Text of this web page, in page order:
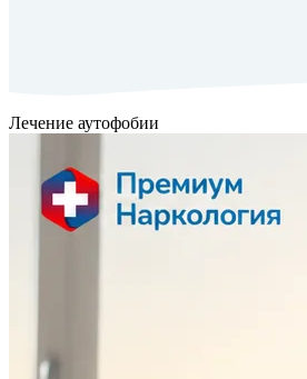
Лечение аутофобии